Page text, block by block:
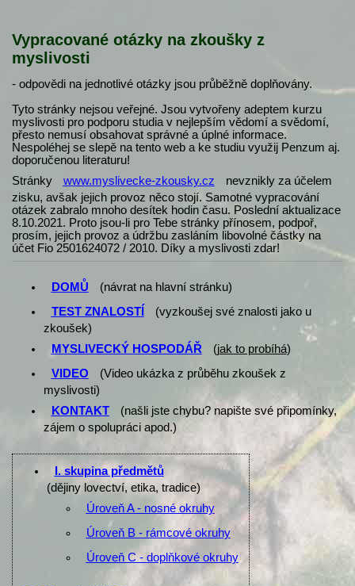
Vypracované otázky na zkoušky z
myslivosti
- odpovědi na jednotlivé otázky jsou průběžně doplňovány.
Tyto stránky nejsou veřejné. Jsou vytvořeny adeptem kurzu
myslivosti pro podporu studia v nejlepším vědomí a svědomí,
přesto nemusí obsahovat správné a úplné informace.
Nespoléhej se slepě na tento web a ke studiu využij Penzum aj.
doporučenou literaturu!
Stránky
www.myslivecke-zkousky.cz
nevznikly za účelem
zisku, avšak jejich provoz něco stojí. Samotné vypracování
otázek zabralo mnoho desítek hodin času. Poslední aktualizace
8.10.2021. Proto jsou-li pro Tebe stránky přínosem, podpoř,
prosím, jejich provoz a údržbu zasláním libovolné částky na
účet Fio 2501624072 / 2010. Díky a myslivosti zdar!
DOMŮ
(návrat na hlavní stránku)
TEST ZNALOSTÍ
(vyzkoušej své znalosti jako u
zkoušek)
MYSLIVECKÝ HOSPODÁŘ
(jak to probíhá)
VIDEO
(Video ukázka z průběhu zkoušek z
myslivosti)
KONTAKT
(našli jste chybu? napište své připomínky,
zájem o spolupráci apod.)
I. skupina předmětů
(dějiny lovectví, etika, tradice)
Úroveň A - nosné okruhy
Úroveň B - rámcové okruhy
Úroveň C - doplňkové okruhy